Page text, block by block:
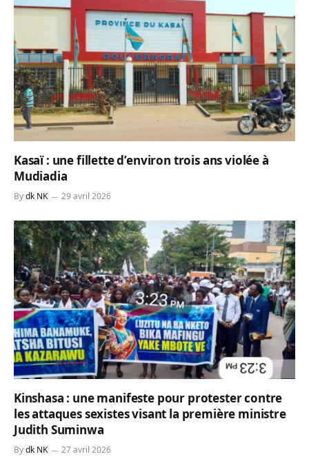
Kasaï : une fillette d’environ trois ans violée à
Mudiadia
Bydk NK 29 avril 2026
Kinshasa : une manifeste pour protester contre
les attaques sexistes visant la première ministre
Judith Suminwa
Bydk NK 27 avril 2026